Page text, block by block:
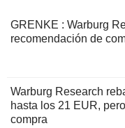
GRENKE : Warburg
recomendación de
Warburg Research
hasta los 21 EUR,
compra